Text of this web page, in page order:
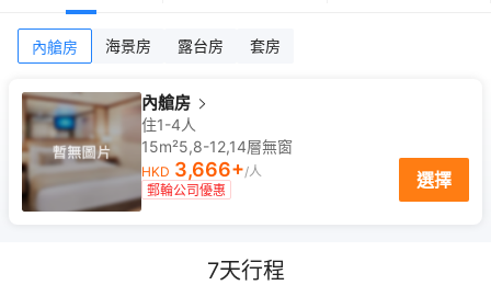
內艙房 海景房 露台房 套房
內艙房
住1-4人
15m²5,8-12,14層無窗
HKD 3,666+/人
郵輪公司優惠
選擇
7天行程